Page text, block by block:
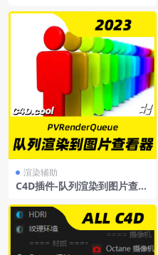
渲染辅助
C4D插件-队列渲染到图片查看